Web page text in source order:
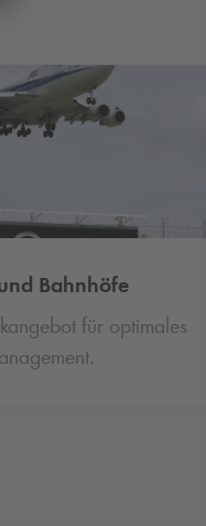
Bahnhöfe
für optimales